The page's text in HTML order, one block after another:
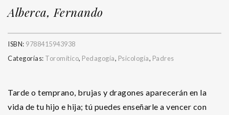
Alberca, Fernando
ISBN: 9788415943938
Categorías: Toromítico, Pedagogía, Psicología, Padres
Tarde o temprano, brujas y dragones aparecerán en la
vida de tu hijo e hija; tú puedes enseñarle a vencer con